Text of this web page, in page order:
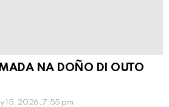
NA DOÑO DI OUTO
15, 2026, 7:55 pm